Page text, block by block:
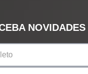
NOVIDADES